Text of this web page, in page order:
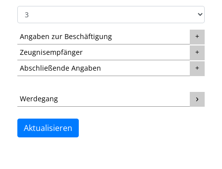
Angaben zur Beschäftigung
Zeugnisempfänger
Abschließende Angaben
Werdegang
Aktualisieren